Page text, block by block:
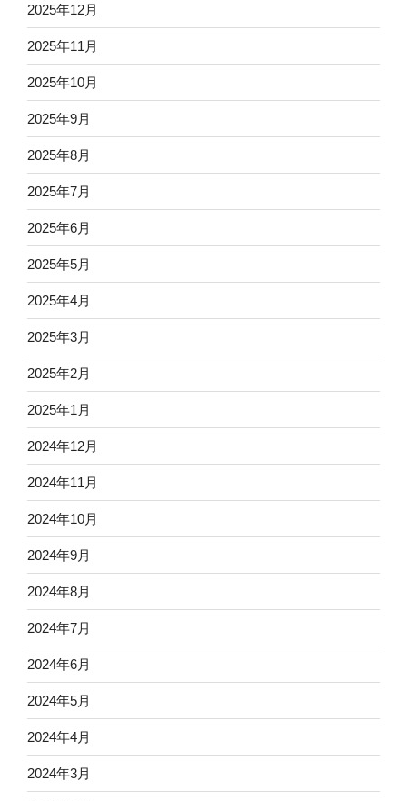
2025年12月
2025年11月
2025年10月
2025年9月
2025年8月
2025年7月
2025年6月
2025年5月
2025年4月
2025年3月
2025年2月
2025年1月
2024年12月
2024年11月
2024年10月
2024年9月
2024年8月
2024年7月
2024年6月
2024年5月
2024年4月
2024年3月